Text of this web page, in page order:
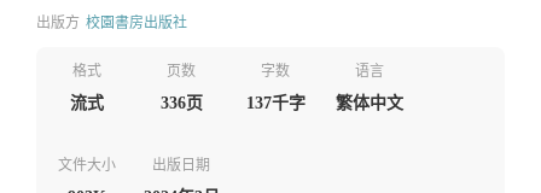
出版方 校園書房出版社
格式
流式
页数
336页
字数
137千字
语言
繁体中文
文件大小 出版日期